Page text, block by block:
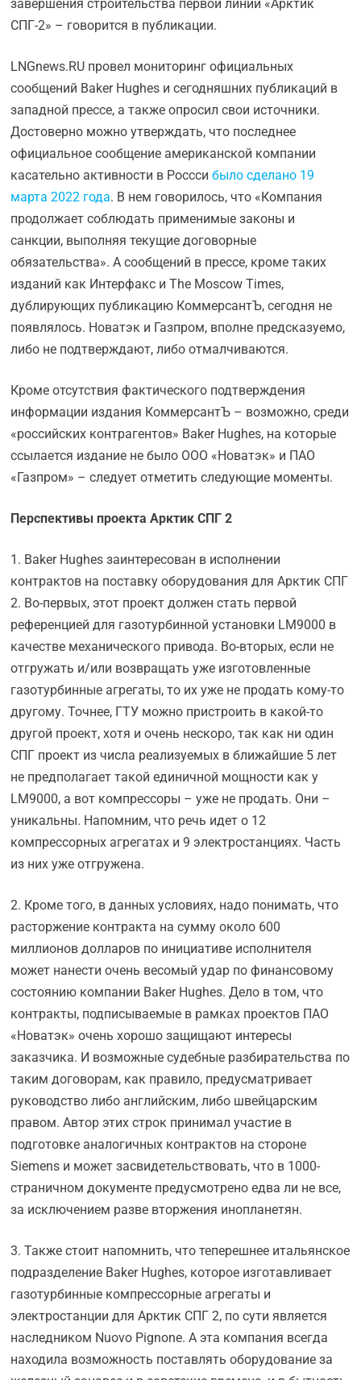
завершения строительства первой линии «Арктик
СПГ-2» – говорится в публикации.
LNGnews.RU провел мониторинг официальных
сообщений Baker Hughes и сегодняшних публикаций в
западной прессе, а также опросил свои источники.
Достоверно можно утверждать, что последнее
официальное сообщение американской компании
касательно активности в Росссибыло сделано 19
марта 2022 года. В нем говорилось, что «Компания
продолжает соблюдать применимые законы и
санкции, выполняя текущие договорные
обязательства». А сообщений в прессе, кроме таких
изданий как Интерфакс и The Moscow Times,
дублирующих публикацию КоммерсантЪ, сегодня не
появлялось. Новатэк и Газпром, вполне предсказуемо,
либо не подтверждают, либо отмалчиваются.
Кроме отсутствия фактического подтверждения
информации издания КоммерсантЪ – возможно, среди
«российских контрагентов» Baker Hughes, на которые
ссылается издание не было ООО «Новатэк» и ПАО
«Газпром» – следует отметить следующие моменты.
Перспективы проекта Арктик СПГ 2
1. Baker Hughes заинтересован в исполнении
контрактов на поставку оборудования для Арктик СПГ
2. Во-первых, этот проект должен стать первой
референцией для газотурбинной установки LM9000 в
качестве механического привода. Во-вторых, если не
отгружать и/или возвращать уже изготовленные
газотурбинные агрегаты, то их уже не продать кому-то
другому. Точнее, ГТУ можно пристроить в какой-то
другой проект, хотя и очень нескоро, так как ни один
СПГ проект из числа реализуемых в ближайшие 5 лет
не предполагает такой единичной мощности как у
LM9000, а вот компрессоры – уже не продать. Они –
уникальны. Напомним, что речь идет о 12
компрессорных агрегатах и 9 электростанциях. Часть
из них уже отгружена.
2. Кроме того, в данных условиях, надо понимать, что
расторжение контракта на сумму около 600
миллионов долларов по инициативе исполнителя
может нанести очень весомый удар по финансовому
состоянию компании Baker Hughes. Дело в том, что
контракты, подписываемые в рамках проектов ПАО
«Новатэк» очень хорошо защищают интересы
заказчика. И возможные судебные разбирательства по
таким договорам, как правило, предусматривает
руководство либо английским, либо швейцарским
правом. Автор этих строк принимал участие в
подготовке аналогичных контрактов на стороне
Siemens и может засвидетельствовать, что в 1000-
страничном документе предусмотрено едва ли не все,
за исключением разве вторжения инопланетян.
3. Также стоит напомнить, что теперешнее итальянское
подразделение Baker Hughes, которое изготавливает
газотурбинные компрессорные агрегаты и
электростанции для Арктик СПГ 2, по сути является
наследником Nuovo Pignone. А эта компания всегда
находила возможность поставлять оборудование за